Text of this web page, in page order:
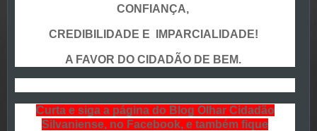
CONFIANÇA,
CREDIBILIDADE E IMPARCIALIDADE!
A FAVOR DO CIDADÃO DE BEM.
Curta e siga a página do Blog Olhar Cidadão
Silvaniense, no Facebook, e também fique